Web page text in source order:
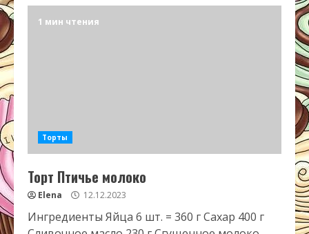
1 мин чтения
Торты
Торт Птичье молоко
Elena 12.12.2023
Ингредиенты Яйца 6 шт. = 360 г Сахар 400 г